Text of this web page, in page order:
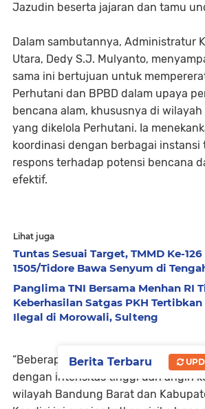
Jazudin beserta jajaran dan tamu
Dalam sambutannya, Administratur
Utara, Dedy S.J. Mulyanto,
sama ini bertujuan untuk
Perhutani dan BPBD dalam upaya
bencana alam, khususnya di
yang dikelola Perhutani. Ia
koordinasi dengan berbagai instansi
respons terhadap potensi bencana
efektif.
Lihat juga
Tuntas Sesuai Target, TMMD Ke-
1505/Tidore Bawa Senyum di
Panglima TNI Bersama Menhan RI
Keberhasilan Satgas PKH
Ilegal di Morowali, Sulteng
“Beberapa hari terakhir, cuaca
dengan intensitas tinggi dan angin
wilayah Bandung Barat dan
Berita Terbaru